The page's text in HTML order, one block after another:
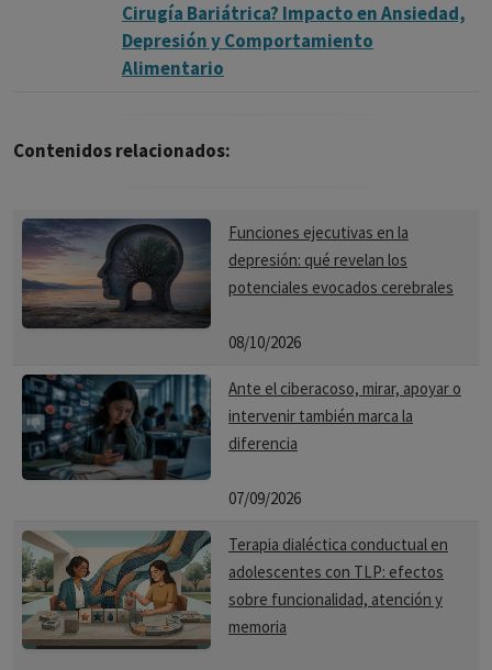
Cirugía Bariátrica? Impacto en Ansiedad,
Depresión y Comportamiento
Alimentario
Contenidos relacionados:
Funciones ejecutivas en la
depresión: qué revelan los
potenciales evocados cerebrales
08/10/2026
Ante el ciberacoso, mirar, apoyar o
intervenir también marca la
diferencia
07/09/2026
Terapia dialéctica conductual en
adolescentes con TLP: efectos
sobre funcionalidad, atención y
memoria